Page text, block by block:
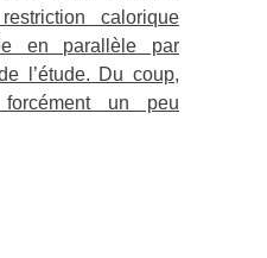
calorique
en parallèle par
l’étude. Du coup,
un peu